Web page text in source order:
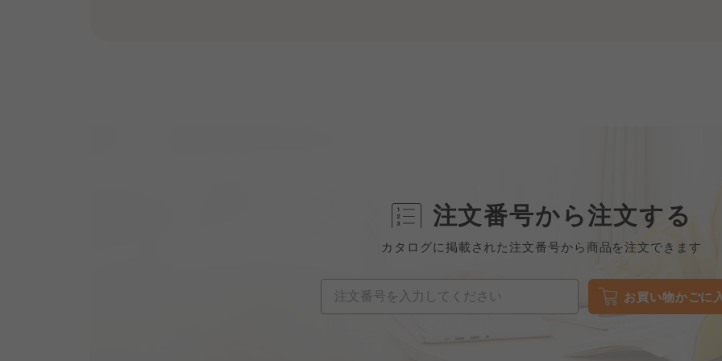
注文番号から注文する
カタログに掲載された注文番号から商品を注文できます
お買い物かごに